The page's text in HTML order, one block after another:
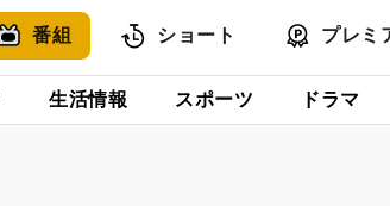
番組 ショート プレミ
生活情報 スポーツ ドラマ